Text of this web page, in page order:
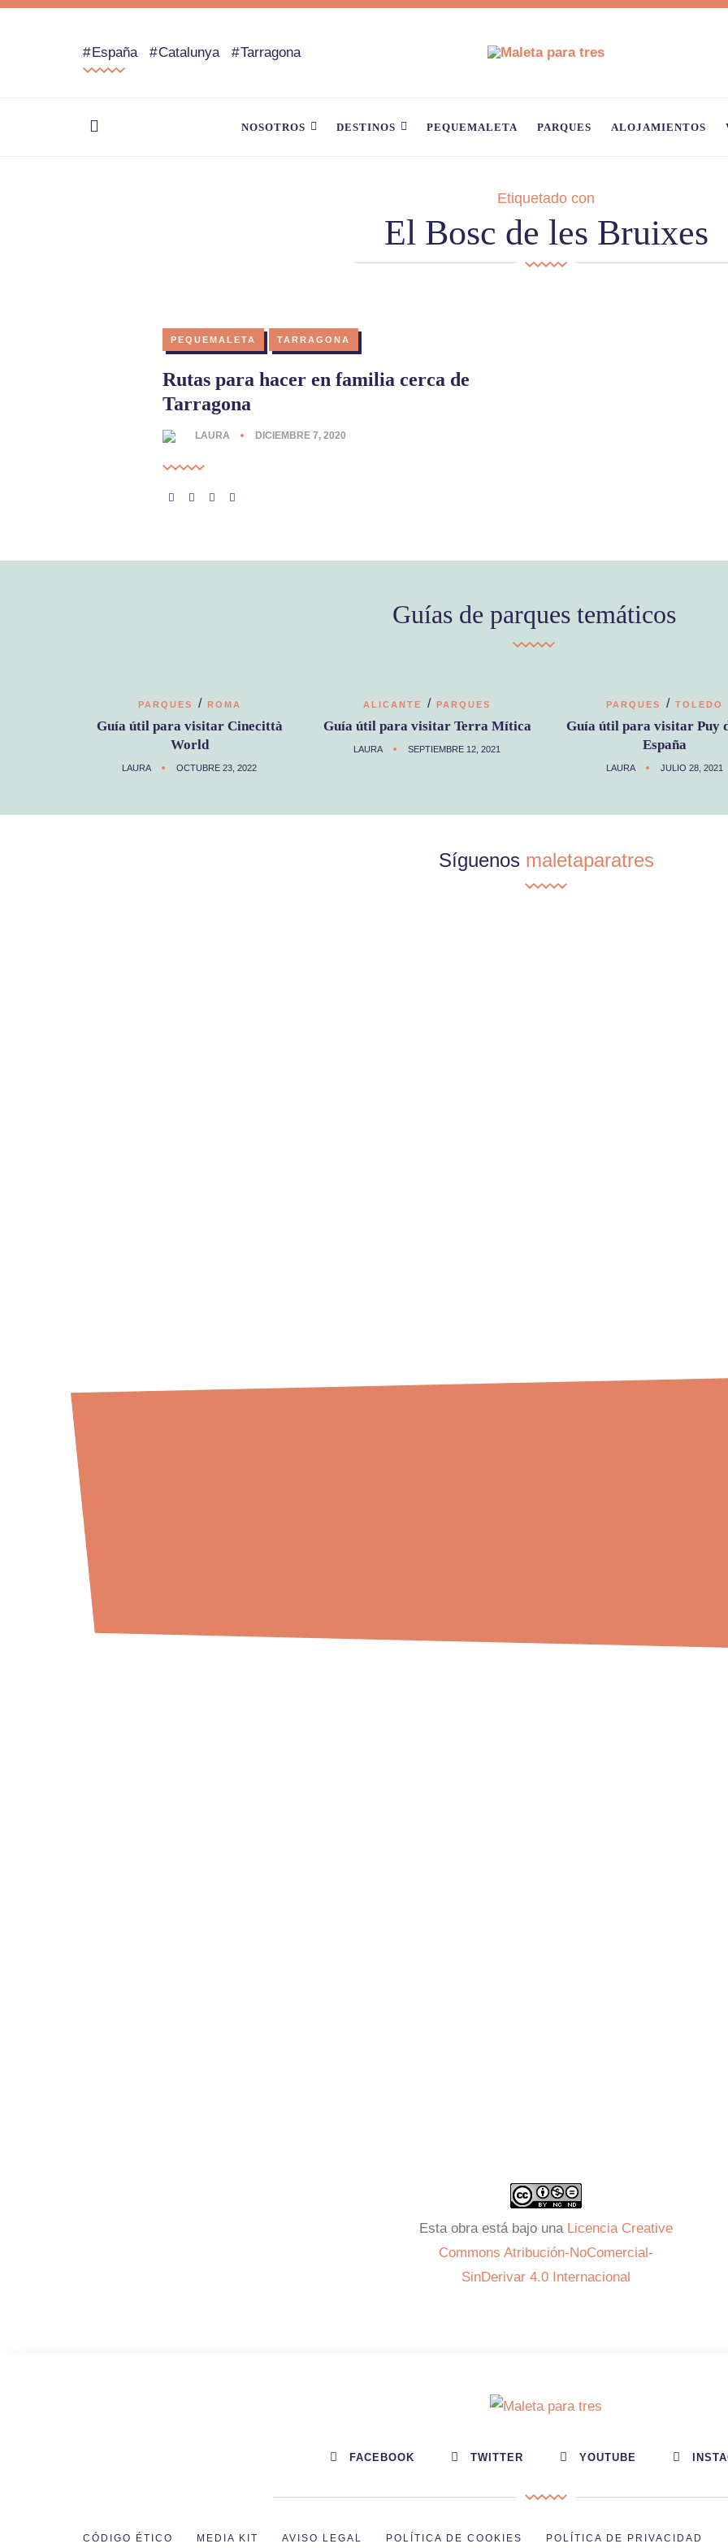
España Catalunya Tarragona
NOSOTROS DESTINOS PEQUEMALETA PARQUES ALOJAMIENTOS
Etiquetado con
El Bosc de les Bruixes
PEQUEMALETA TARRAGONA
Rutas para hacer en familia cerca de
Tarragona
LAURA DICIEMBRE 7, 2020
Guías de parques temáticos
PARQUES / ROMA
Guía útil para visitar Cinecittà
World
LAURA OCTUBRE 23, 2022
ALICANTE / PARQUES
Guía útil para visitar Terra Mítica
LAURA SEPTIEMBRE 12, 2021
PARQUES / TOLEDO
Guía útil para visitar Puy
España
LAURA JULIO 28, 2021
Síguenos maletaparatres
Esta obra está bajo una Licencia Creative
Commons Atribución-NoComercial-
SinDerivar 4.0 Internacional
FACEBOOK TWITTER YOUTUBE
CÓDIGO ÉTICO MEDIA KIT AVISO LEGAL POLÍTICA DE COOKIES POLÍTICA DE PRIVACIDAD